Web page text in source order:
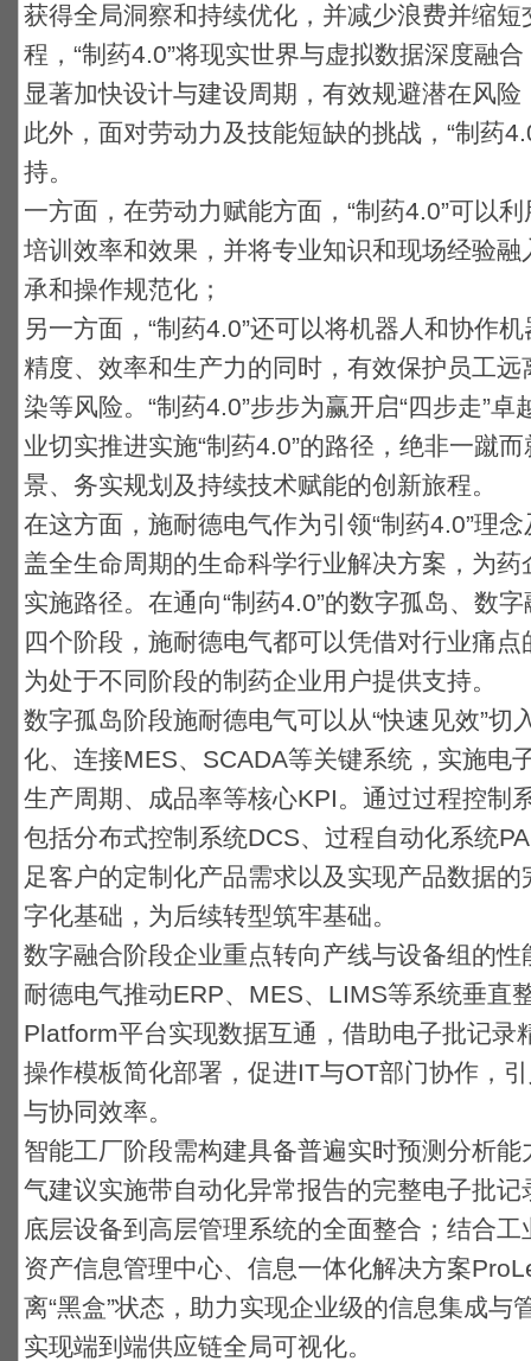
获得全局洞察和持续优化，并减少浪费并缩
程，“制药4.0”将现实世界与虚拟数据深度融
显著加快设计与建设周期，有效规避潜在风
此外，面对劳动力及技能短缺的挑战，“制药
持。
一方面，在劳动力赋能方面，“制药4.0”可以
培训效率和效果，并将专业知识和现场经验
承和操作规范化；
另一方面，“制药4.0”还可以将机器人和协作
精度、效率和生产力的同时，有效保护员工
染等风险。“制药4.0”步步为赢开启“四步走”
业切实推进实施“制药4.0”的路径，绝非一蹴
景、务实规划及持续技术赋能的创新旅程。
在这方面，施耐德电气作为引领“制药4.0”理
盖全生命周期的生命科学行业解决方案，为
实施路径。在通向“制药4.0”的数字孤岛、数
四个阶段，施耐德电气都可以凭借对行业痛
为处于不同阶段的制药企业用户提供支持。
数字孤岛阶段施耐德电气可以从“快速见效”切
化、连接MES、SCADA等关键系统，实施电
生产周期、成品率等核心KPI。通过过程控制
包括分布式控制系统DCS、过程自动化系统
足客户的定制化产品需求以及实现产品数据
字化基础，为后续转型筑牢基础。
数字融合阶段企业重点转向产线与设备组的
耐德电气推动ERP、MES、LIMS等系统垂直
Platform平台实现数据互通，借助电子批记录
操作模板简化部署，促进IT与OT部门协作，
与协同效率。
智能工厂阶段需构建具备普遍实时预测分析
气建议实施带自动化异常报告的完整电子批
底层设备到高层管理系统的全面整合；结合
资产信息管理中心、信息一体化解决方案
离“黑盒”状态，助力实现企业级的信息集成与
实现端到端供应链全局可视化。